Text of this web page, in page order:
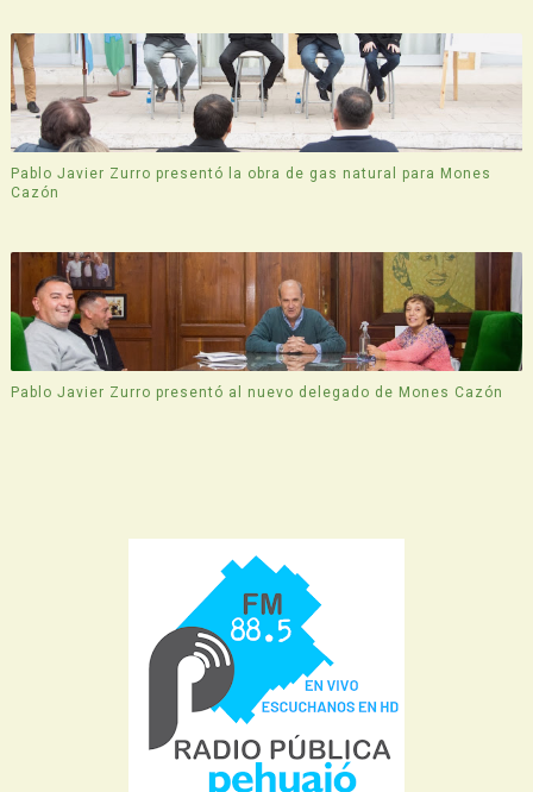
Pablo Javier Zurro presentó la obra de gas natural para Mones
Cazón
Pablo Javier Zurro presentó al nuevo delegado de Mones Cazón